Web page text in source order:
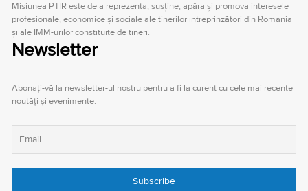
Misiunea PTIR este de a reprezenta, susţine, apăra şi promova interesele
profesionale, economice şi sociale ale tinerilor întreprinzători din România
şi ale IMM-urilor constituite de tineri.
Newsletter
Abonați-vă la newsletter-ul nostru pentru a fi la curent cu cele mai recente
noutăți și evenimente.